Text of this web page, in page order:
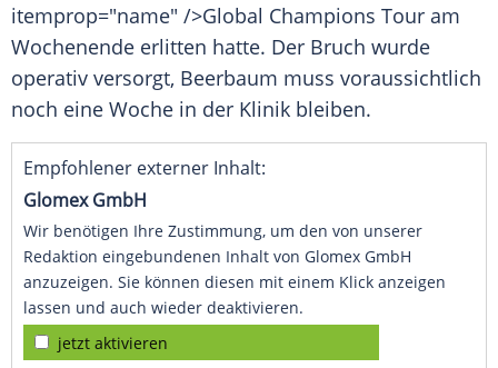
itemprop="name" />Global Champions Tour am
Wochenende erlitten hatte. Der Bruch wurde
operativ versorgt, Beerbaum muss voraussichtlich
noch eine Woche in der Klinik bleiben.
Empfohlener externer Inhalt:
Glomex GmbH
Wir benötigen Ihre Zustimmung, um den von unserer
Redaktion eingebundenen Inhalt von Glomex GmbH
anzuzeigen. Sie können diesen mit einem Klick anzeigen
lassen und auch wieder deaktivieren.
jetzt aktivieren